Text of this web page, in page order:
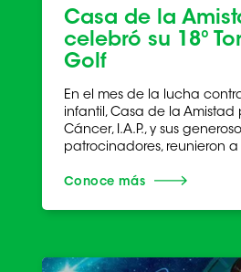
Casa de la
celebró su 18º
Golf
En el mes de la lucha
infantil, Casa de la Amistad
Cáncer, I.A.P., y sus
patrocinadores, reunieron a
Conoce más